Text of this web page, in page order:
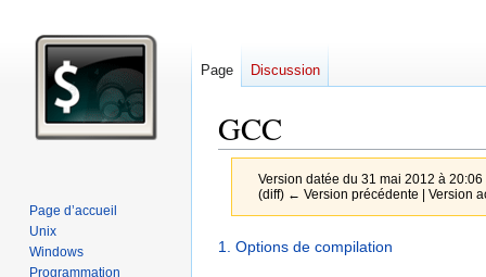
GCC
Version datée du 31 mai 2012 à
(diff) ← Version précédente | Version
Aller
Aller
1. Options de compilation
Page Discussion
Page d’accueil
Unix
Windows
Programmation